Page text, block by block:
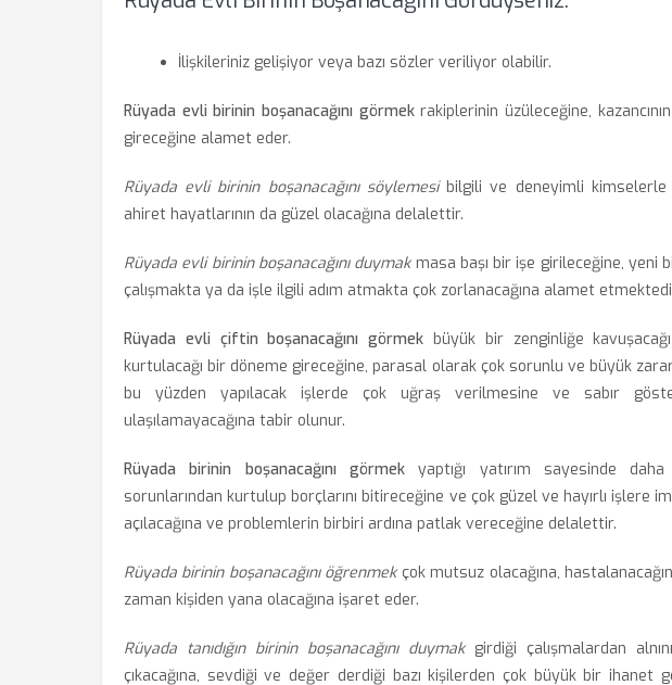
İlişkileriniz gelişiyor veya bazı sözler veriliyor olabilir.
Rüyada evli birinin boşanacağını görmekrakiplerinin üzüleceğine,
gireceğine alamet eder.
Rüyada evli birinin boşanacağını söylemesibilgili ve deneyimli kimselerle
ahiret hayatlarının da güzel olacağına delalettir.
Rüyada evli birinin boşanacağını duymakmasa başı bir işe girileceğine, yeni
çalışmakta ya da işle ilgili adım atmakta çok zorlanacağına alamet
Rüyada evli çiftin boşanacağını görmek büyük bir zenginliğe
kurtulacağı bir döneme gireceğine, parasal olarak çok sorunlu ve büyük
bu yüzden yapılacak işlerde çok uğraş verilmesine ve sabır
ulaşılamayacağına tabir olunur.
Rüyada birinin boşanacağını görmek yaptığı yatırım sayesinde
sorunlarından kurtulup borçlarını bitireceğine ve çok güzel ve hayırlı işlere
açılacağına ve problemlerin birbiri ardına patlak vereceğine delalettir.
Rüyada birinin boşanacağını öğrenmekçok mutsuz olacağına,
zaman kişiden yana olacağına işaret eder.
Rüyada tanıdığın birinin boşanacağını duymakgirdiği çalışmalardan
çıkacağına, sevdiği ve değer derdiği bazı kişilerden çok büyük bir ihanet